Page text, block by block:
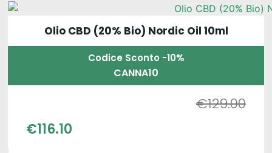
Olio CBD (20% Bio) Nordic Oil 10ml
Codice Sconto -10%
CANNA10
€129.00
€116.10